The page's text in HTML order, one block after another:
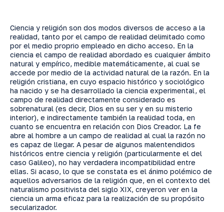
Ciencia y religión son dos modos diversos de acceso a la
realidad, tanto por el campo de realidad delimitado como
por el medio proprio empleado en dicho acceso. En la
ciencia el campo de realidad abordado es cualquier ámbito
natural y empírico, medible matemáticamente, al cual se
accede por medio de la actividad natural de la razón. En la
religión cristiana, en cuyo espacio histórico y sociológico
ha nacido y se ha desarrollado la ciencia experimental, el
campo de realidad directamente considerado es
sobrenatural (es decir, Dios en su ser y en su misterio
interior), e indirectamente también la realidad toda, en
cuanto se encuentra en relación con Dios Creador. La fe
abre al hombre a un campo de realidad al cual la razón no
es capaz de llegar. A pesar de algunos malentendidos
históricos entre ciencia y religión (particularmente el del
caso Galileo), no hay verdadera incompatibilidad entre
ellas. Si acaso, lo que se constata es el ánimo polémico de
aquellos adversarios de la religión que, en el contexto del
naturalismo positivista del siglo XIX, creyeron ver en la
ciencia un arma eficaz para la realización de su propósito
secularizador.